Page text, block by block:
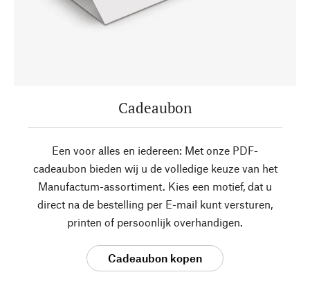
Cadeaubon
Een voor alles en iedereen: Met onze PDF-
cadeaubon bieden wij u de volledige keuze van het
Manufactum-assortiment. Kies een motief, dat u
direct na de bestelling per E-mail kunt versturen,
printen of persoonlijk overhandigen.
Cadeaubon kopen